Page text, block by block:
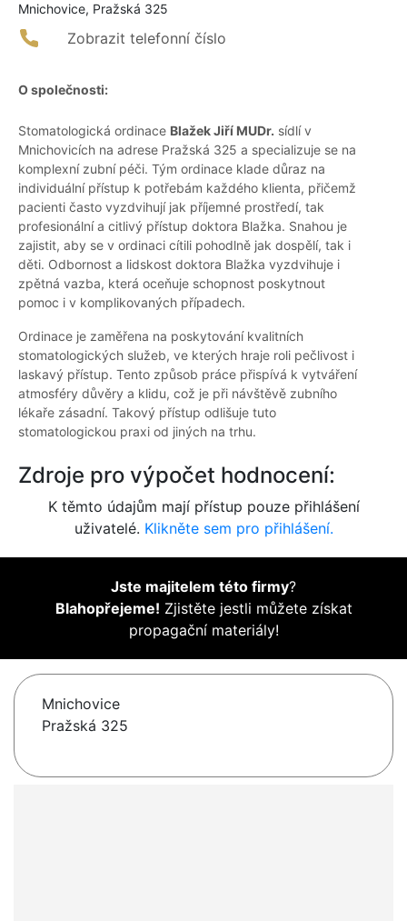
Mnichovice, Pražská 325
Zobrazit telefonní číslo
O společnosti:
Stomatologická ordinace Blažek Jiří MUDr. sídlí v
Mnichovicích na adrese Pražská 325 a specializuje se na
komplexní zubní péči. Tým ordinace klade důraz na
individuální přístup k potřebám každého klienta, přičemž
pacienti často vyzdvihují jak příjemné prostředí, tak
profesionální a citlivý přístup doktora Blažka. Snahou je
zajistit, aby se v ordinaci cítili pohodlně jak dospělí, tak i
děti. Odbornost a lidskost doktora Blažka vyzdvihuje i
zpětná vazba, která oceňuje schopnost poskytnout
pomoc i v komplikovaných případech.
Ordinace je zaměřena na poskytování kvalitních
stomatologických služeb, ve kterých hraje roli pečlivost i
laskavý přístup. Tento způsob práce přispívá k vytváření
atmosféry důvěry a klidu, což je při návštěvě zubního
lékaře zásadní. Takový přístup odlišuje tuto
stomatologickou praxi od jiných na trhu.
Zdroje pro výpočet hodnocení:
K těmto údajům mají přístup pouze přihlášení
uživatelé. Klikněte sem pro přihlášení.
Jste majitelem této firmy?
Blahopřejeme! Zjistěte jestli můžete získat
propagační materiály!
Mnichovice
Pražská 325